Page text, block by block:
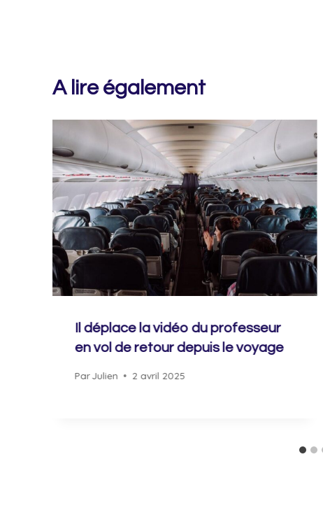
A lire également
Il déplace la vidéo du professeur
en vol de retour depuis le voyage
ParJulien 2 avril 2025